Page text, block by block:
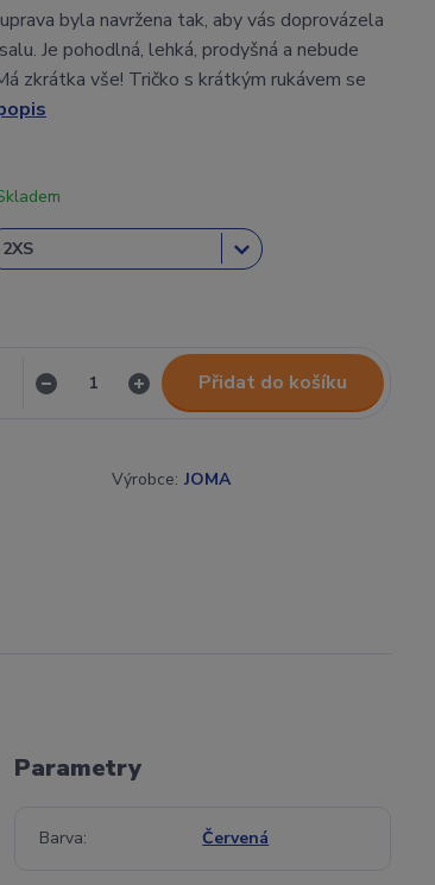
byla navržena tak, aby vás doprovázela
Je pohodlná, lehká, prodyšná a nebude
zkrátka vše! Tričko s krátkým rukávem se
Přidat do košíku
Výrobce: JOMA
Parametry
Barva Červená